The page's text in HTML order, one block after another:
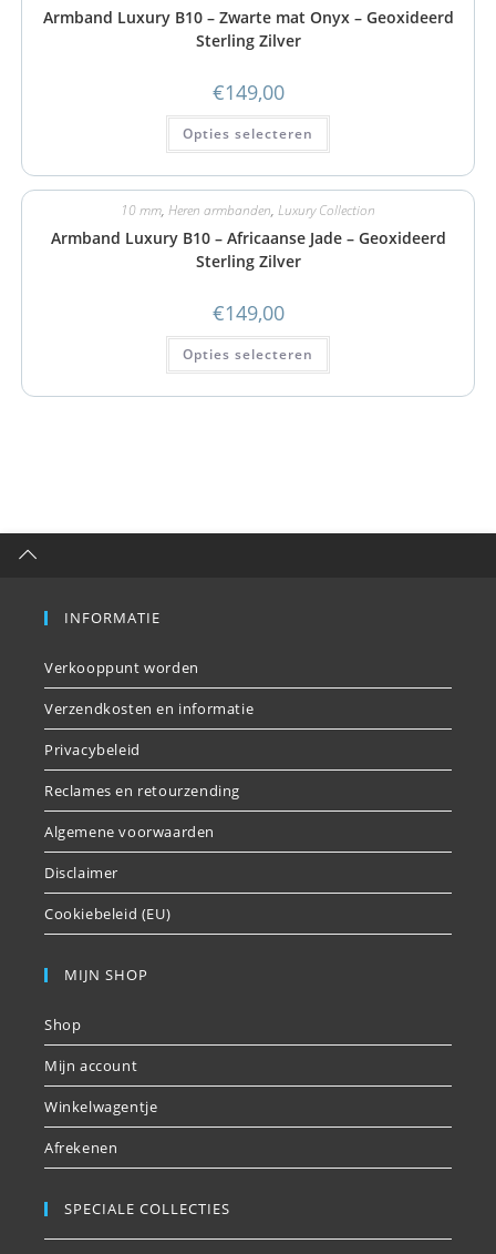
Armband Luxury B10 – Zwarte mat Onyx – Geoxideerd
Sterling Zilver
€149,00
Opties selecteren
10 mm, Heren armbanden, Luxury Collection
Armband Luxury B10 – Africaanse Jade – Geoxideerd
Sterling Zilver
€149,00
Opties selecteren
INFORMATIE
Verkooppunt worden
Verzendkosten en informatie
Privacybeleid
Reclames en retourzending
Algemene voorwaarden
Disclaimer
Cookiebeleid (EU)
MIJN SHOP
Shop
Mijn account
Winkelwagentje
Afrekenen
SPECIALE COLLECTIES